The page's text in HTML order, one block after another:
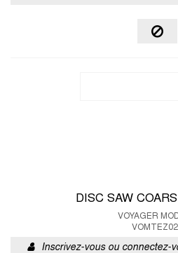
DISC SAW
VOYAGER
Inscrivez-vous ou connectez-